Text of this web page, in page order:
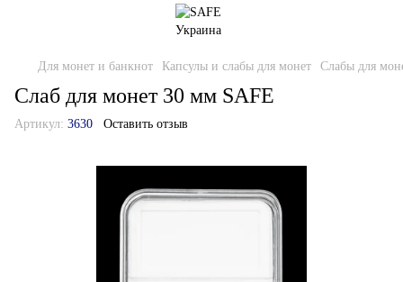
Для монет и банкнот Капсулы и слабы для монет Cлабы для
Слаб для монет 30 мм SAFE
Артикул: 3630 Оставить отзыв